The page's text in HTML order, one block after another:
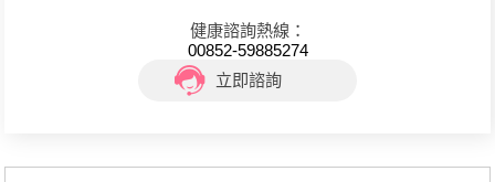
健康諮詢熱線：
00852-59885274
立即諮詢